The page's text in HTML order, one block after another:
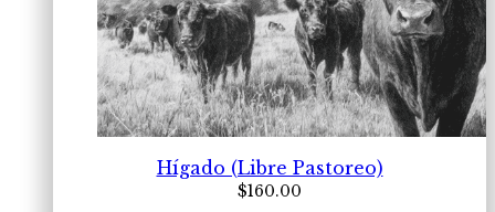
Hígado (Libre Pastoreo)
$160.00